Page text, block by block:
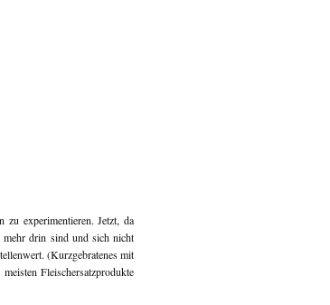
zu experimentieren. Jetzt, da
mehr drin sind und sich nicht
(Kurzgebratenes mit
Fleischersatzprodukte